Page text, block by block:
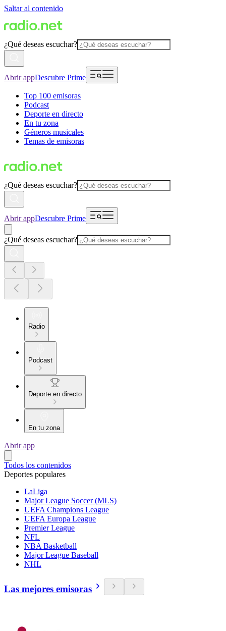
Saltar al contenido
¿Qué deseas escuchar?
Abrir appDescubre Prime
Top 100 emisoras
Podcast
Deporte en directo
En tu zona
Géneros musicales
Temas de emisoras
¿Qué deseas escuchar?
Abrir appDescubre Prime
¿Qué deseas escuchar?
Radio
Podcast
Deporte en directo
En tu zona
Abrir app
Todos los contenidos
Deportes populares
LaLiga
Major League Soccer (MLS)
UEFA Champions League
UEFA Europa League
Premier League
NFL
NBA Basketball
Major League Baseball
NHL
Las mejores emisoras